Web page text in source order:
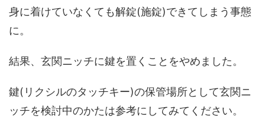
身に着けていなくても解錠(施錠)できてしまう事態
に。
結果、玄関ニッチに鍵を置くことをやめました。
鍵(リクシルのタッチキー)の保管場所として玄関ニ
ッチを検討中のかたは参考にしてみてください。